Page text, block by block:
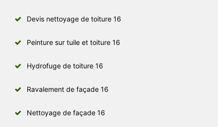
Devis nettoyage de toiture 16
Peinture sur tuile et toiture 16
Hydrofuge de toiture 16
Ravalement de façade 16
Nettoyage de façade 16